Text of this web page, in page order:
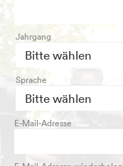
Jahrgang
Sprache
E-Mail-Adresse